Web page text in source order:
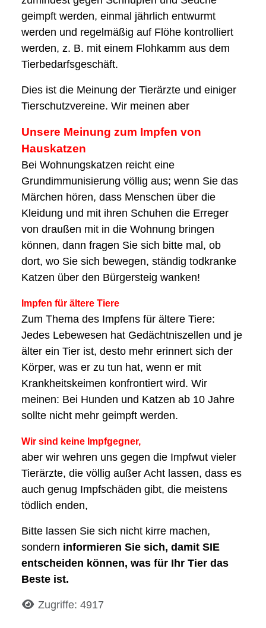
geimpft werden, einmal jährlich entwurmt
werden und regelmäßig auf Flöhe kontrolliert
werden, z. B. mit einem Flohkamm aus dem
Tierbedarfsgeschäft.
Dies ist die Meinung der Tierärzte und einiger
Tierschutzvereine. Wir meinen aber
Unsere Meinung zum Impfen von
Hauskatzen
Bei Wohnungskatzen reicht eine
Grundimmunisierung völlig aus; wenn Sie das
Märchen hören, dass Menschen über die
Kleidung und mit ihren Schuhen die Erreger
von draußen mit in die Wohnung bringen
können, dann fragen Sie sich bitte mal, ob
dort, wo Sie sich bewegen, ständig todkranke
Katzen über den Bürgersteig wanken!
Impfen für ältere Tiere
Zum Thema des Impfens für ältere Tiere:
Jedes Lebewesen hat Gedächtniszellen und je
älter ein Tier ist, desto mehr erinnert sich der
Körper, was er zu tun hat, wenn er mit
Krankheitskeimen konfrontiert wird. Wir
meinen: Bei Hunden und Katzen ab 10 Jahre
sollte nicht mehr geimpft werden.
Wir sind keine Impfgegner,
aber wir wehren uns gegen die Impfwut vieler
Tierärzte, die völlig außer Acht lassen, dass es
auch genug Impfschäden gibt, die meistens
tödlich enden,
Bitte lassen Sie sich nicht kirre machen,
sondern informieren Sie sich, damit SIE
entscheiden können, was für Ihr Tier das
Beste ist.
DetailsZugriffe: 4917